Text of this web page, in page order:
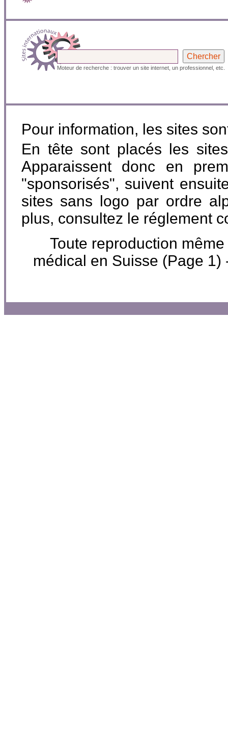
Moteur de recherche : trouver un site internet, un professionnel, etc.
Pour information, les sites
En tête sont placés les
Apparaissent donc en
"sponsorisés", suivent
sites sans logo par ordre
plus, consultez le réglement
Toute reproduction
médical en Suisse (Page